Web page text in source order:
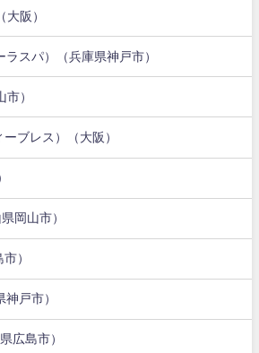
大阪）
スパ）（兵庫県神戸市）
市）
ブレス）（大阪）
岡山市）
）
戸市）
広島市）